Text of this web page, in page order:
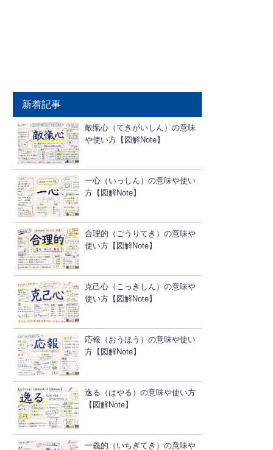
新着記事
敵愾心（てきがいしん）の意味
や使い方【図解Note】
一心（いっしん）の意味や使い
方【図解Note】
合理的（ごうりてき）の意味や
使い方【図解Note】
克己心（こっきしん）の意味や
使い方【図解Note】
応報（おうほう）の意味や使い
方【図解Note】
逸る（はやる）の意味や使い方
【図解Note】
一義的（いちぎてき）の意味や